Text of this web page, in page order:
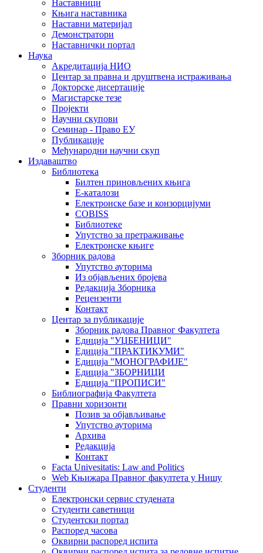
Наставници
Књига наставника
Наставни материјал
Демонстратори
Наставнички портал
Наука
Акредитација НИО
Центар за правна и друштвена истраживања
Докторске дисертације
Магистарске тезе
Пројекти
Научни скупови
Семинар - Право ЕУ
Публикације
Међународни научни скуп
Издаваштво
Библиотека
Билтен приновљених књига
Е-каталози
Електронске базе и конзорцијуми
COBISS
Библиотеке
Упутство за претраживање
Електронске књиге
Зборник радова
Упутство ауторима
Из објављених бројева
Редакција Зборника
Рецензенти
Контакт
Центар за публикације
Зборник радова Правног Факултета
Едиција "УЏБЕНИЦИ"
Едиција "ПРАКТИКУМИ"
Едиција "МОНОГРАФИЈЕ"
Едиција "ЗБОРНИЦИ
Едиција "ПРОПИСИ"
Библиографија Факултета
Правни хоризонти
Позив за објављивање
Упутство ауторима
Архива
Редакција
Контакт
Facta Univesitatis: Law and Politics
Web Књижара Правног факултета у Нишу
Студенти
Електронски сервис студената
Студенти саветници
Студентски портал
Распоред часова
Оквирни распоред испита